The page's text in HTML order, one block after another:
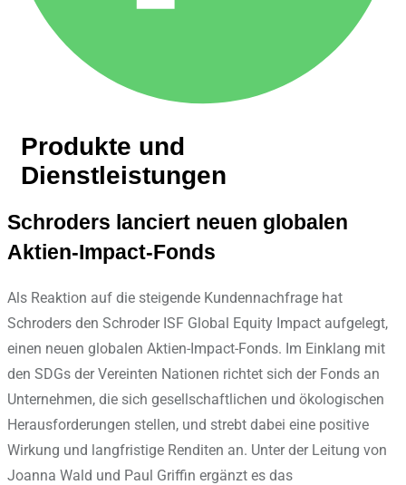
Produkte und
Dienstleistungen
Schroders lanciert neuen globalen
Aktien-Impact-Fonds
Als Reaktion auf die steigende Kundennachfrage hat
Schroders den Schroder ISF Global Equity Impact aufgelegt,
einen neuen globalen Aktien-Impact-Fonds. Im Einklang mit
den SDGs der Vereinten Nationen richtet sich der Fonds an
Unternehmen, die sich gesellschaftlichen und ökologischen
Herausforderungen stellen, und strebt dabei eine positive
Wirkung und langfristige Renditen an. Unter der Leitung von
Joanna Wald und Paul Griffin ergänzt es das